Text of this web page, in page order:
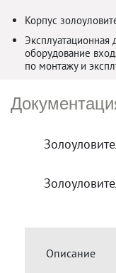
Корпус
Эксплуатационная
оборудование
по монтажу и
Описание